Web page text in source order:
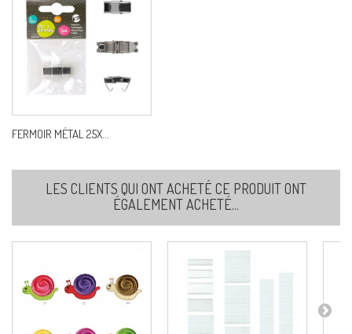
FERMOIR MÉTAL 25X...
LES CLIENTS QUI ONT ACHETÉ CE PRODUIT ONT
ÉGALEMENT ACHETÉ...